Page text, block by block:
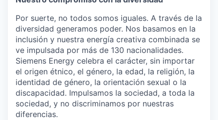
Por suerte, no todos somos iguales. A través de la
diversidad generamos poder. Nos basamos en la
inclusión y nuestra energía creativa combinada se
ve impulsada por más de 130 nacionalidades.
Siemens Energy celebra el carácter, sin importar
el origen étnico, el género, la edad, la religión, la
identidad de género, la orientación sexual o la
discapacidad. Impulsamos la sociedad, a toda la
sociedad, y no discriminamos por nuestras
diferencias.